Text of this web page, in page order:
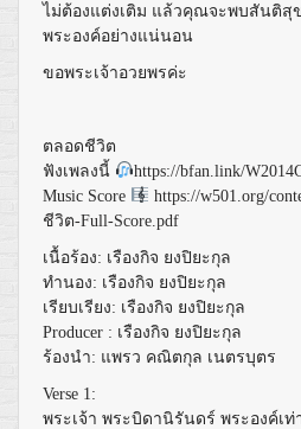
ไม่ต้องแต่งเติม แล้วคุณจะพบสันติสุ
พระองค์อย่างแน่นอน
ขอพระเจ้าอวยพรค่ะ
ตลอดชีวิต
ฟังเพลงนี้
https://bfan.link/
Music Score
https://w501.org/
ชีวิต-Full-Score.pdf
เนื้อร้อง: เรืองกิจ ยงปิยะกุล
ทำนอง: เรืองกิจ ยงปิยะกุล
เรียบเรียง: เรืองกิจ ยงปิยะกุล
Producer : เรืองกิจ ยงปิยะกุล
ร้องนำ: แพรว คณิตกุล เนตรบุตร
Verse 1:
พระเจ้า พระบิดานิรันดร์ พระองค์เ